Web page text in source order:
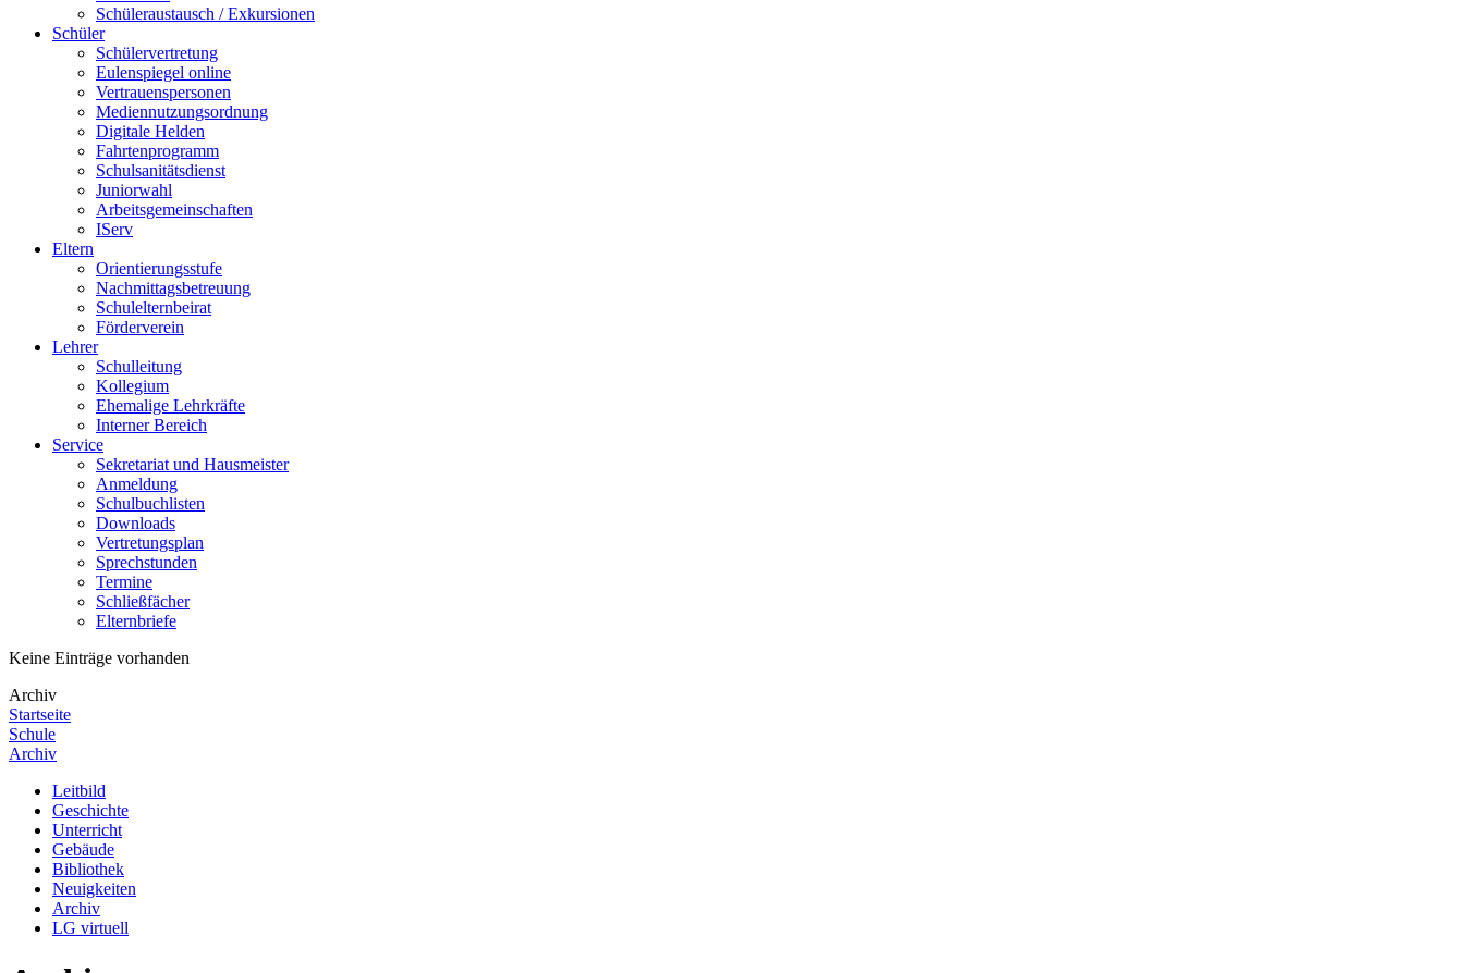
Schüleraustausch / Exkursionen
Schüler
Schülervertretung
Eulenspiegel online
Vertrauenspersonen
Mediennutzungsordnung
Digitale Helden
Fahrtenprogramm
Schulsanitätsdienst
Juniorwahl
Arbeitsgemeinschaften
IServ
Eltern
Orientierungsstufe
Nachmittagsbetreuung
Schulelternbeirat
Förderverein
Lehrer
Schulleitung
Kollegium
Ehemalige Lehrkräfte
Interner Bereich
Service
Sekretariat und Hausmeister
Anmeldung
Schulbuchlisten
Downloads
Vertretungsplan
Sprechstunden
Termine
Schließfächer
Elternbriefe
Keine Einträge vorhanden
Archiv
Startseite
Schule
Archiv
Leitbild
Geschichte
Unterricht
Gebäude
Bibliothek
Neuigkeiten
Archiv
LG virtuell